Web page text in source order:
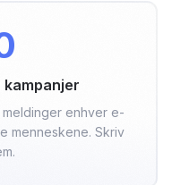
enhver e-
menneskene. Skriv